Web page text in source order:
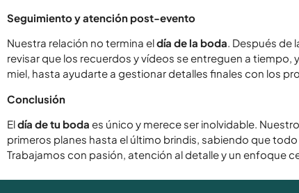
Seguimiento y atención post-evento
Nuestra relación no termina eldía de la boda. Después de
revisar que los recuerdos y vídeos se entreguen a
miel, hasta ayudarte a gestionar detalles finales con los
Conclusión
Eldía de tu boda es único y merece ser inolvidable. Nuestro
primeros planes hasta el último brindis, sabiendo que
Trabajamos con pasión, atención al detalle y un enfoque